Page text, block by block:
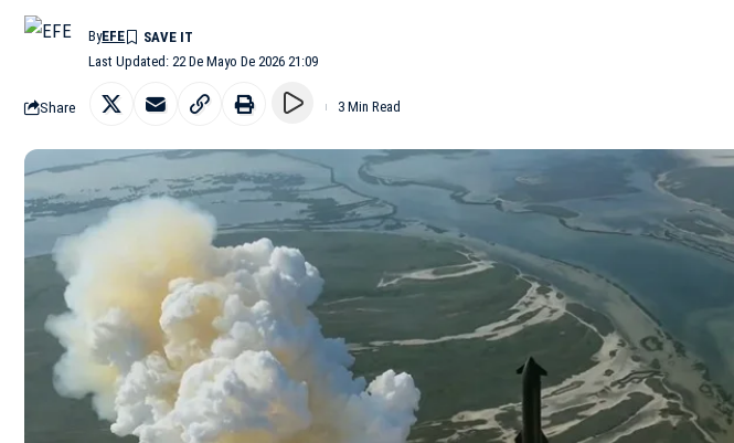
Last Updated: 22 De Mayo De 2026 21:09
ByEFE
Share 3 Min Read